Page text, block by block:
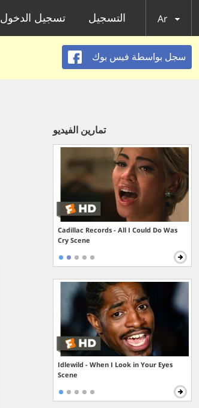
تسجيل الدخول التسجيل Ar
سجل بواسطة فيس بوك
تمارين الفيديو
Cadillac Records - All I Could Do Was
Cry Scene
Idlewild - When I Look in Your Eyes
Scene